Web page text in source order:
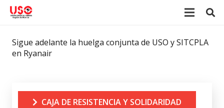
Sigue adelante la huelga conjunta de USO y SITCPLA
en Ryanair
CAJA DE RESISTENCIA Y SOLIDARIDAD